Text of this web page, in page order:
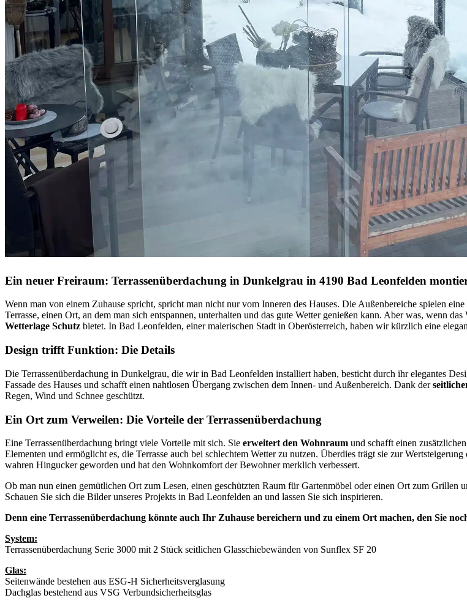
Ein neuer Freiraum: Terrassenüberdachung in Dunkelgrau in 4190 Bad Leonfelden
Wenn man von einem Zuhause spricht, spricht man nicht nur vom Inneren des Hauses. Die Außenbereiche spielen eine
Terrasse, einen Ort, an dem man sich entspannen, unterhalten und das gute Wetter genießen kann. Aber was, wenn
Wetterlage Schutz bietet. In Bad Leonfelden, einer malerischen Stadt in Oberösterreich, haben wir kürzlich eine
Design trifft Funktion: Die Details
Die Terrassenüberdachung in Dunkelgrau, die wir in Bad Leonfelden installiert haben, besticht durch ihr elegantes
Fassade des Hauses und schafft einen nahtlosen Übergang zwischen dem Innen- und Außenbereich. Dank der
Regen, Wind und Schnee geschützt.
Ein Ort zum Verweilen: Die Vorteile der Terrassenüberdachung
Eine Terrassenüberdachung bringt viele Vorteile mit sich. Sie erweitert den Wohnraum und schafft einen
Elementen und ermöglicht es, die Terrasse auch bei schlechtem Wetter zu nutzen. Überdies trägt sie zur
wahren Hingucker geworden und hat den Wohnkomfort der Bewohner merklich verbessert.
Ob man nun einen gemütlichen Ort zum Lesen, einen geschützten Raum für Gartenmöbel oder einen Ort zum Grillen
Schauen Sie sich die Bilder unseres Projekts in Bad Leonfelden an und lassen Sie sich inspirieren.
Denn eine Terrassenüberdachung könnte auch Ihr Zuhause bereichern und zu einem Ort machen, den Sie
System:
Terrassenüberdachung Serie 3000 mit 2 Stück seitlichen Glasschiebewänden von Sunflex SF 20
Glas:
Seitenwände bestehen aus ESG-H Sicherheitsverglasung
Dachglas bestehend aus VSG Verbundsicherheitsglas